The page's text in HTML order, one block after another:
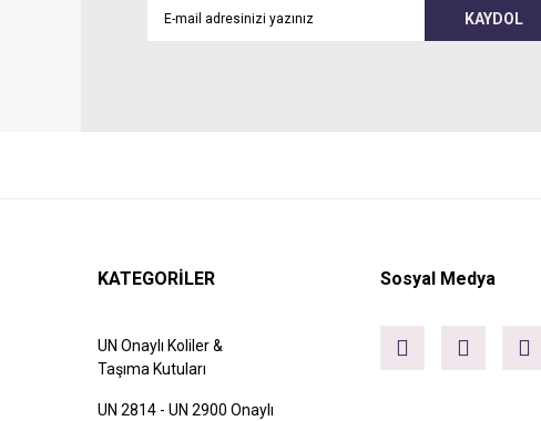
KAYDOL
KATEGORİLER
UN Onaylı Koliler &
Taşıma Kutuları
UN 2814 - UN 2900 Onaylı
Sosyal Medya